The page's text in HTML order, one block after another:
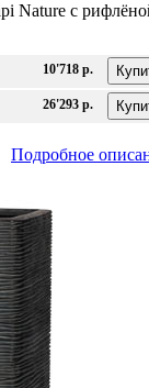
Nature c
10'718 р.
26'293 р.
Подробное